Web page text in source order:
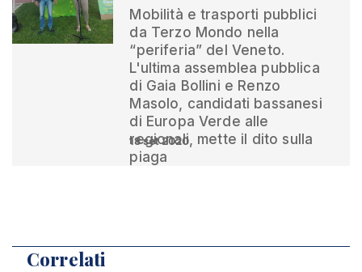
Mobilità e trasporti pubblici
da Terzo Mondo nella
“periferia” del Veneto.
L'ultima assemblea pubblica
di Gaia Bollini e Renzo
Masolo, candidati bassanesi
di Europa Verde alle
regionali, mette il dito sulla
piaga
18 set 2020
Correlati